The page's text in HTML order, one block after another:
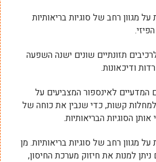
מגוון רחב של סוגיות בריאותיות
תזונתיים שונים ישנה השפעה
ודיכאונות.
לאינספור המצביעים על
למחלות קשות, כדי שנבין את כוחה של
הסוגיות הבריאותיות.
מגוון רחב של סוגיות בריאותיות. מן
למנות את חיזוק מערכת החיסון,